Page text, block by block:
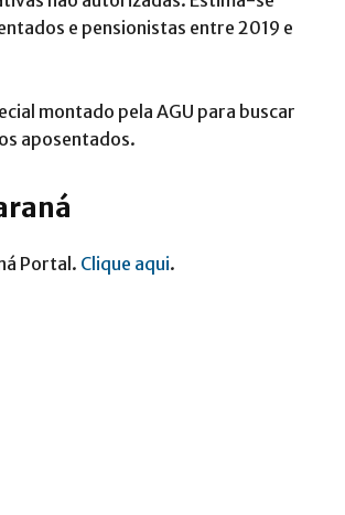
e pensionistas entre 2019 e
montado pela AGU para buscar
aposentados.
Portal. Clique aqui.